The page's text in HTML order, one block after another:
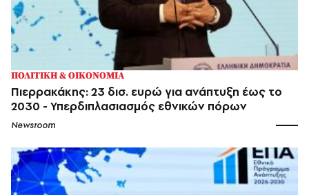
ΠΟΛΙΤΙΚΗ & ΟΙΚΟΝΟΜΙΑ
Πιερρακάκης: 23 δισ. ευρώ για ανάπτυξη έως το
2030 - Υπερδιπλασιασμός εθνικών πόρων
Newsroom